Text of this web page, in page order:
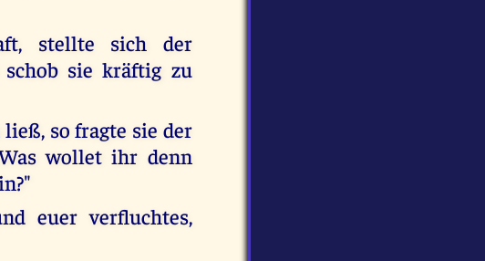
stellte sich der
schob sie kräftig zu
so fragte sie der
wollet ihr denn
euer verfluchtes,